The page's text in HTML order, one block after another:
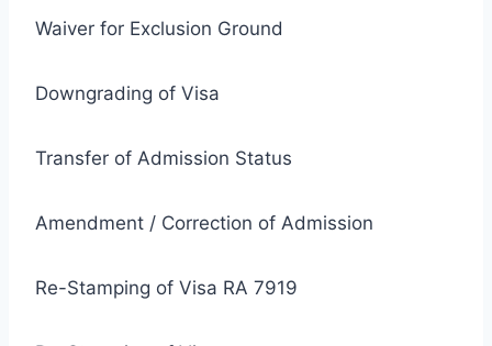
Waiver for Exclusion Ground
Downgrading of Visa
Transfer of Admission Status
Amendment / Correction of Admission
Re-Stamping of Visa RA 7919